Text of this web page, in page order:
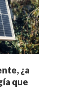
¿a
que